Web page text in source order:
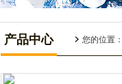
产品中心 您的位置